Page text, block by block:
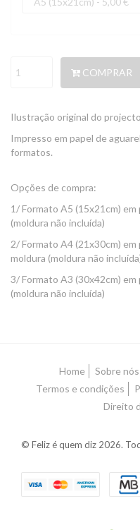
COMPRAR
Ilustração original do
Impresso em papel de
formatos.
Opções de compra:
1/ Formato A5 (15x21cm)
(moldura não incluída)
2/ Formato A4 (21x30cm) em
moldura (moldura não
3/ Formato A3 (30x42cm) em
(moldura não incluída)
Home Sobre nós
Termos e condições
Direito
© Feliz é quem diz 2026.